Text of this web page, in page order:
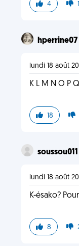
4 1
hperrine07
lundi 18 août
K L M N O P
18
soussou011
lundi 18 août
K-ésako?
8